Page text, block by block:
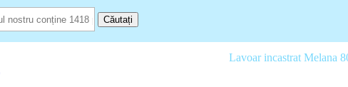
Căutați
Lavoar incastrat Melana